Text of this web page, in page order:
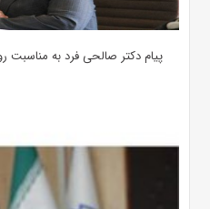
پیام دکتر صالحی فرد به مناسبت